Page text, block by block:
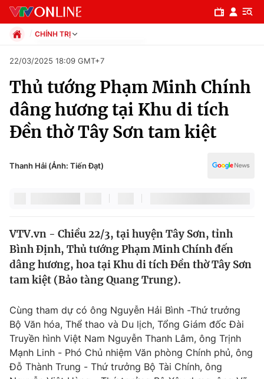
Chuyên mục
Chính trị
Thế giới
Tin tức
Câu chuyện quốc tế
Kinh tế
Tài chính
Thị trường
Góc doanh nghiệp
Dữ liệu và đời sống
Truyền hình
CHÍNH TRỊ
Xã hội
Pháp luật
Thể thao
Truyền hình
Văn hóa - Giải trí
Y tế
Giáo dục
22/03/2025 18:09 GMT+7
Thủ tướng Phạm Minh Chính
dâng hương tại Khu di tích
Đền thờ Tây Sơn tam kiệt
Thanh Hải (Ảnh: Tiến Đạt)
VTV.vn - Chiều 22/3, tại huyện Tây Sơn, tỉnh
Bình Định, Thủ tướng Phạm Minh Chính đến
dâng hương, hoa tại Khu di tích Đền thờ Tây Sơn
tam kiệt (Bảo tàng Quang Trung).
Cùng tham dự có ông Nguyễn Hải Bình -Thứ trưởng
Bộ Văn hóa, Thể thao và Du lịch, Tổng Giám đốc Đài
Truyền hình Việt Nam Nguyễn Thanh Lâm, ông Trịnh
Mạnh Linh - Phó Chủ nhiệm Văn phòng Chính phủ, ông
Đỗ Thành Trung - Thứ trưởng Bộ Tài Chính, ông